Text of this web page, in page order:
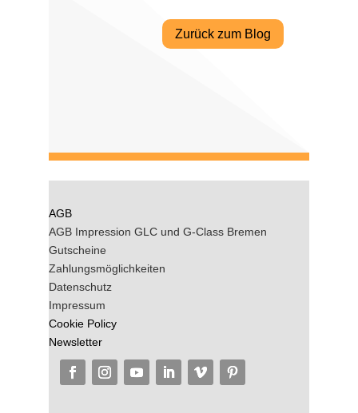
Zurück zum Blog
AGB
AGB Impression GLC und G-Class Bremen
Gutscheine
Zahlungsmöglichkeiten
Datenschutz
Impressum
Cookie Policy
Newsletter